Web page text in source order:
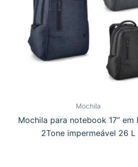
Mochila
Mochila para notebook 17” em
2Tone impermeável 26 L